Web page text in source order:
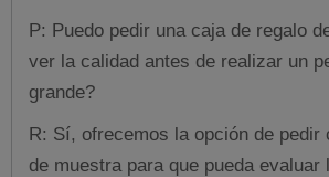
P: Puedo pedir una caja de regalo
ver la calidad antes de realizar un
grande?
R: Sí, ofrecemos la opción de pedir
de muestra para que pueda evaluar